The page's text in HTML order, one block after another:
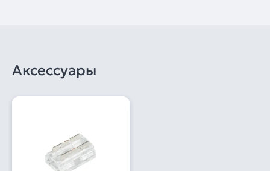
Аксессуары